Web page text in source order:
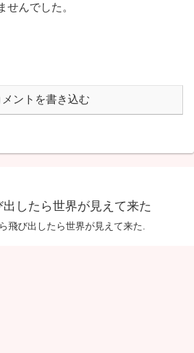
せんでした。
メントを書き込む
したら世界が見えて来た
飛び出したら世界が見えて来た.